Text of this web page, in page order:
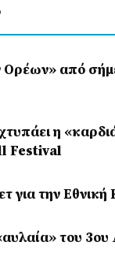
Ορέων» από
η
Festival
για την
του